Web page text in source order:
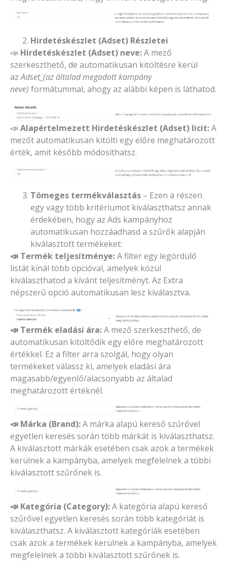
Hirdetéskészlet (Adset) Részletei
📣 Hirdetéskészlet (Adset) neve:A mező
szerkeszthető, de automatikusan kitöltésre kerül
azAdset_(az általad megadott kampány
neve) formátummal, ahogy az alábbi képen is láthatod.
📣 Alapértelmezett Hirdetéskészlet (Adset) licit:A
mezőt automatikusan kitölti egy előre meghatározott
érték, amit később módosíthatsz.
Tömeges termékválasztás – Ezen a részen
egy vagy több kritériumot kiválaszthatsz annak
érdekében, hogy az Ads kampányhoz
automatikusan hozzáadhasd a szűrők alapján
kiválasztott termékeket:
📣 Termék teljesítménye:A filter egy legördülő
listát kínál több opcióval, amelyek közül
kiválaszthatod a kívánt teljesítményt. Az Extra
népszerű opció automatikusan lesz kiválasztva.
📣 Termék eladási ára:A mező szerkeszthető, de
automatikusan kitöltődik egy előre meghatározott
értékkel. Ez a filter arra szolgál, hogy olyan
termékeket válassz ki, amelyek eladási ára
magasabb/egyenlő/alacsonyabb az általad
meghatározott értéknél.
📣 Márka (Brand):A márka alapú kereső szűrővel
egyetlen keresés során több márkát is kiválaszthatsz.
A kiválasztott márkák esetében csak azok a termékek
kerülnek a kampányba, amelyek megfelelnek a többi
kiválasztott szűrőnek is.
📣 Kategória (Category):A kategória alapú kereső
szűrővel egyetlen keresés során több kategóriát is
kiválaszthatsz. A kiválasztott kategóriák esetében
csak azok a termékek kerülnek a kampányba, amelyek
megfelelnek a többi kiválasztott szűrőnek is.